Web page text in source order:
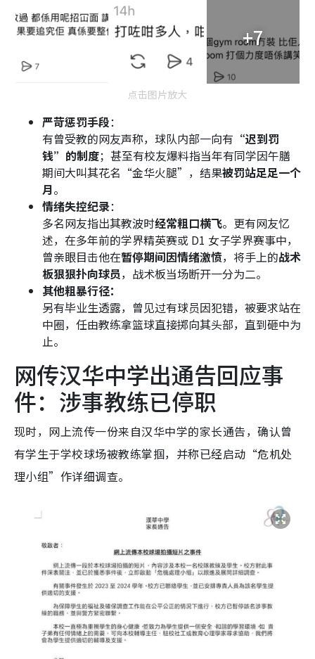
+7
点击图片放大
严苛惩罚手段：
有曾受教的网友声称，球队内部一向有 “迟到罚
钱”的制度；甚至有校友爆料指当年有同学因午膳
期间大叫其花名“金华火腿”，结果被罚站足足一个
月。
情绪失控纪录：
多名网友指出其教波时经常粗口横飞。更有网友忆
述，在多年前的学界精英赛或 D1 女子学界赛事中，
曾亲眼目击他在暂停期间因情绪激愤，将手上的战术
板狠狠扑向球员，战术板当场断开一分为二。
其他粗暴行径：
另有毕业生透露，曾见过有球员因犯错，被要求站在
中圈，任由教练拿篮球直接掷向其头部，直到砸中为
止。
网传汉华中学出通告回应事
件：涉事教练已停职
现时，网上流传一份来自汉华中学的家长通告，确认曾
有学生于学校球场被教练掌掴，并称已经启动“危机处
理小组”作详细调查。